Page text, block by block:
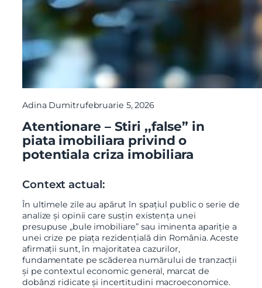
Adina Dumitrufebruarie 5, 2026
Atentionare – Stiri ,,false” in
piata imobiliara privind o
potentiala criza imobiliara
Context actual:
În ultimele zile au apărut în spațiul public o serie de
analize și opinii care susțin existența unei
presupuse „bule imobiliare” sau iminenta apariție a
unei crize pe piața rezidențială din România. Aceste
afirmații sunt, în majoritatea cazurilor,
fundamentate pe scăderea numărului de tranzacții
și pe contextul economic general, marcat de
dobânzi ridicate și incertitudini macroeconomice.